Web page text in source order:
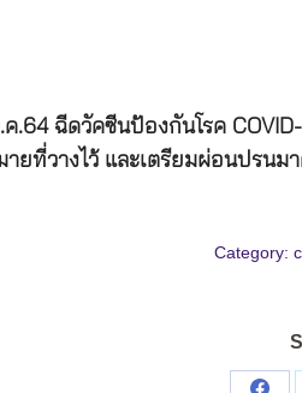
.ค.64 ฉีดวัคซีนป้องกันโรค
ายที่วางไว้ และเตรียมผ่อนปรนม
Category: